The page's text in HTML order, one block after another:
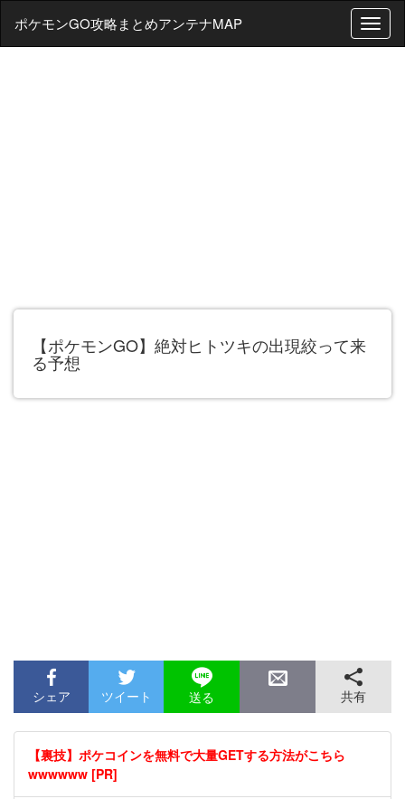
T
o
ポケモンGO攻略まとめアンテナMAP
【ポケモンGO】絶対ヒトツキの出現絞って来
る予想
シェア ツイート 送る 共有
【裏技】ポケコインを無料で大量GETする方法がこちら
wwwwww [PR]